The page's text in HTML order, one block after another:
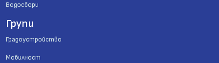
Водосбори
Групи
Градоустройство
Мобилност